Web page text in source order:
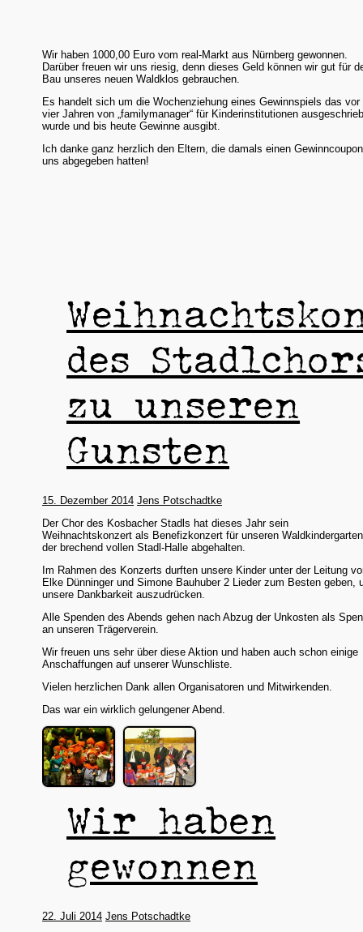
Wir haben 1000,00 Euro vom real-Markt aus Nürnberg gewonnen.
Darüber freuen wir uns riesig, denn dieses Geld können wir gut für
Bau unseres neuen Waldklos gebrauchen.
Es handelt sich um die Wochenziehung eines Gewinnspiels das vor
vier Jahren von „familymanager“ für Kinderinstitutionen
wurde und bis heute Gewinne ausgibt.
Ich danke ganz herzlich den Eltern, die damals einen
uns abgegeben hatten!
des
zu unseren
Gunsten
15. Dezember 2014 Jens Potschadtke
Der Chor des Kosbacher Stadls hat dieses Jahr sein
Weihnachtskonzert als Benefizkonzert für unseren
der brechend vollen Stadl-Halle abgehalten.
Im Rahmen des Konzerts durften unsere Kinder unter der Leitung
Elke Dünninger und Simone Bauhuber 2 Lieder zum Besten geben,
unsere Dankbarkeit auszudrücken.
Alle Spenden des Abends gehen nach Abzug der Unkosten als
an unseren Trägerverein.
Wir freuen uns sehr über diese Aktion und haben auch schon einige
Anschaffungen auf unserer Wunschliste.
Vielen herzlichen Dank allen Organisatoren und Mitwirkenden.
Das war ein wirklich gelungener Abend.
Wir haben
gewonnen
22. Juli 2014 Jens Potschadtke